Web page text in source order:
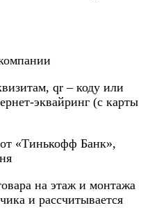
qr – коду или
эквайринг (с карты
«Тинькофф Банк»,
на этаж и монтажа
и рассчитывается